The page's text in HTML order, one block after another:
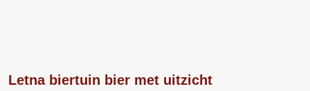
Letna biertuin bier met uitzicht